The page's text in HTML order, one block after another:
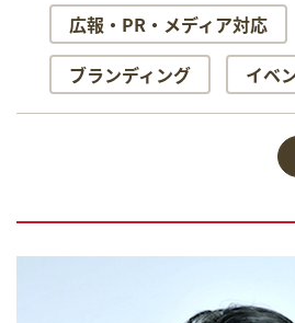
広報・PR・メディア対応
ブランディング
イベ